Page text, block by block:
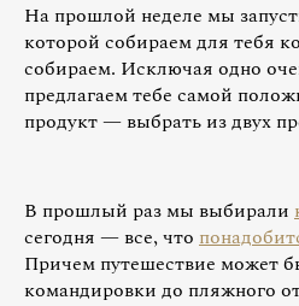
На прошлой неделе мы
которой собираем для тебя
собираем. Исключая одно
предлагаем тебе самой
продукт — выбрать из двух
В прошлый раз мы выбирали
сегодня — все, что
Причем путешествие может
командировки до пляжного